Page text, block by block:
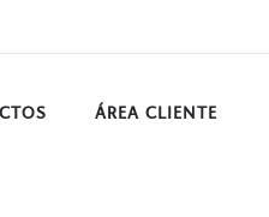
ÁREA CLIENTE